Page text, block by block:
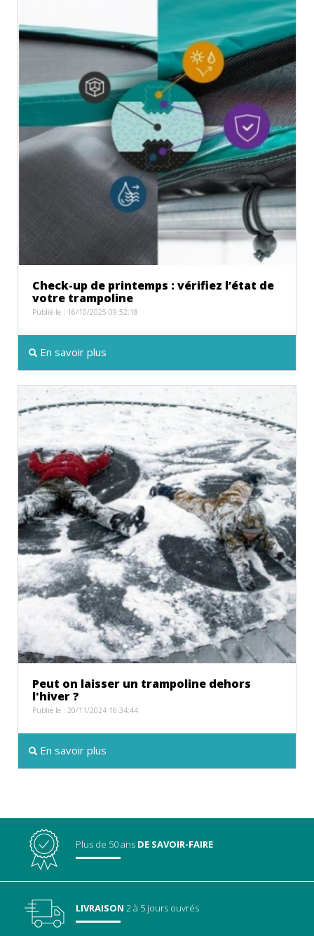
Check-up de printemps : vérifiez l’état de
votre trampoline
Publié le : 16/10/2025 09:52:18
En savoir plus
Peut on laisser un trampoline dehors
l'hiver ?
Publié le : 20/11/2024 16:34:44
En savoir plus
Plus de 50 ans DE SAVOIR-FAIRE
LIVRAISON 2 à 5 jours ouvrés